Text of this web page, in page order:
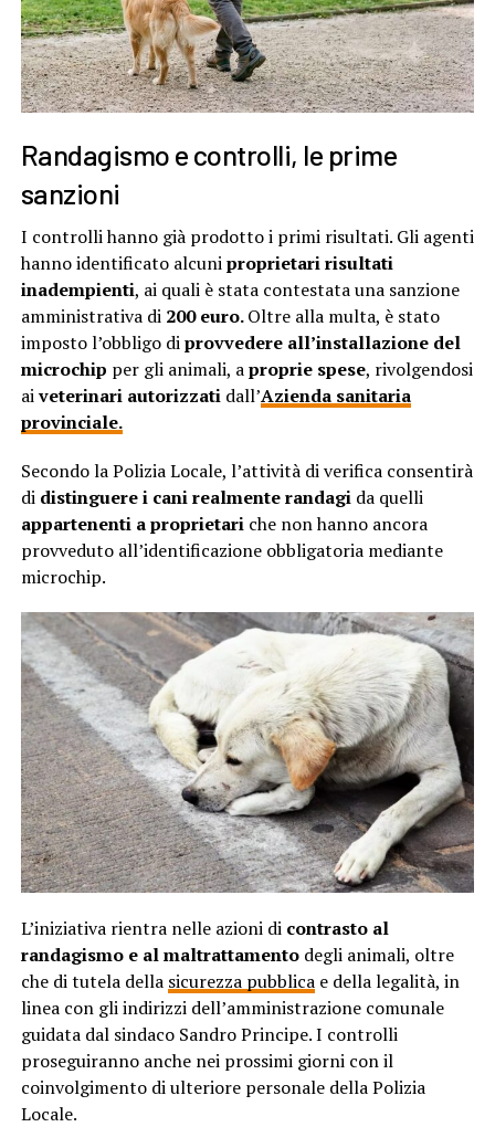
Randagismo e controlli, le prime
sanzioni
I controlli hanno già prodotto i primi risultati. Gli agenti
hanno identificato alcuniproprietari risultati
inadempienti, ai quali è stata contestata una sanzione
amministrativa di 200 euro.Oltre alla multa, è stato
imposto l’obbligo diprovvedere all’installazione del
microchip per gli animali, aproprie spese, rivolgendosi
aiveterinari autorizzatidall’Azienda sanitaria
provinciale.
Secondo la Polizia Locale, l’attività di verifica consentirà
di distinguere i cani realmente randagida quelli
appartenenti a proprietariche non hanno ancora
provveduto all’identificazione obbligatoria mediante
microchip.
L’iniziativa rientra nelle azioni di contrasto al
randagismo e al maltrattamentodegli animali, oltre
che di tutela della sicurezza pubblicae della legalità, in
linea con gli indirizzi dell’amministrazione comunale
guidata dal sindaco Sandro Principe. I controlli
proseguiranno anche nei prossimi giorni con il
coinvolgimento di ulteriore personale della Polizia
Locale.